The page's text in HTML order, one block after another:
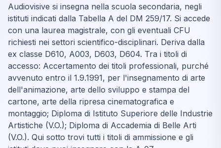
Audiovisive si insegna nella scuola secondaria, negli
istituti indicati dalla Tabella A del DM 259/17. Si accede
con una laurea magistrale, con gli eventuali CFU
richiesti nei settori scientifico-disciplinari. Deriva dalla
ex classe D610, A003, D603, D604. Tra i titoli di
accesso: Accertamento dei titoli professionali, purché
avvenuto entro il 1.9.1991, per l'insegnamento di arte
dell'animazione, arte dello sviluppo e stampa del
cartone, arte della ripresa cinematografica e
montaggio; Diploma di Istituto Superiore delle Industrie
Artistiche (V.O.); Diploma di Accademia di Belle Arti
(V.O.). Qui sotto trovi tutti i titoli di ammissione e gli